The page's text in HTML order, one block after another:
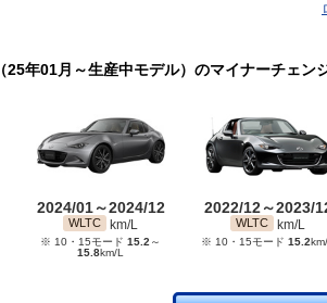
（25年01月～生産中モデル）のマイナーチェン
2024/01～2024/12
WLTC km/L
※ 10・15モード 15.2～
15.8km/L
2022/12～2023/
WLTC km/L
※ 10・15モード 15.2